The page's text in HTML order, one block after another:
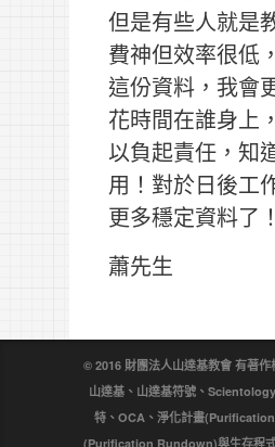
但是有些人就是
費神但效率很低
這份資料，我會
花時間在誰身上
以負起責任，知
用！對於日後工
更多穩定資料了！
蕭先生
© 2016 財團法人山達基教會 有著作
山達基、山達基符號、
特、OCA、淨化計畫
(Purification Rundown)與生存程